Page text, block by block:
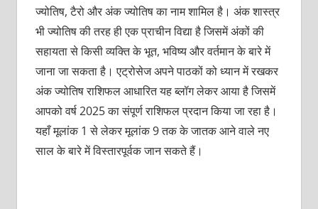
ज्योतिष, टैरो और अंक ज्योतिष का नाम शामिल है। अंक शास्त्र
भी ज्योतिष की तरह ही एक प्राचीन विद्या है जिसमें अंकों की
सहायता से किसी व्यक्ति के भूत, भविष्य और वर्तमान के बारे में
जाना जा सकता है। एट्रोसेज अपने पाठकों को ध्यान में रखकर
अंक ज्योतिष राशिफल आधारित यह ब्लॉग लेकर आया है जिसमें
आपको वर्ष 2025 का संपूर्ण राशिफल प्रदान किया जा रहा है।
यहाँ मूलांक 1 से लेकर मूलांक 9 तक के जातक आने वाले नए
साल के बारे में विस्तारपूर्वक जान सकते हैं।